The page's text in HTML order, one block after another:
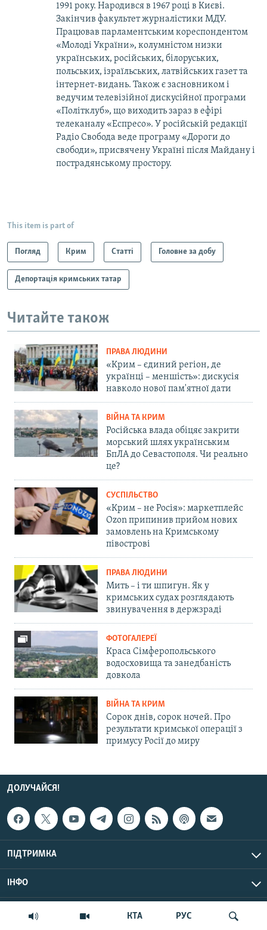
КТА РУС
1991 року. Народився в 1967 році в Києві.
Закінчив факультет журналістики МДУ.
Працював парламентським кореспондентом
«Молоді України», колумністом низки
українських, російських, білоруських,
польських, ізраїльських, латвійських газет та
інтернет-видань. Також є засновником і
ведучим телевізійної дискусійної програми
«Політклуб», що виходить зараз в ефірі
телеканалу «Еспресо». У російській редакції
Радіо Свобода веде програму «Дороги до
свободи», присвячену Україні після Майдану і
пострадянському простору.
This item is part of
Погляд Крим Статті Головне за добу
Депортація кримських татар
Читайте також
ПРАВА ЛЮДИНИ
«Крим – єдиний регіон, де
українці – меншість»: дискусія
навколо нової пам'ятної дати
ВІЙНА ТА КРИМ
Російська влада обіцяє закрити
морський шлях українським
БпЛА до Севастополя. Чи реально
це?
СУСПІЛЬСТВО
«Крим – не Росія»: маркетплейс
Ozon припинив прийом нових
замовлень на Кримському
півострові
ПРАВА ЛЮДИНИ
Мить – і ти шпигун. Як у
кримських судах розглядають
звинувачення в держзраді
ФОТОГАЛЕРЕЇ
Краса Сімферопольського
водосховища та занедбаність
довкола
ВІЙНА ТА КРИМ
Сорок днів, сорок ночей. Про
результати кримської операції з
примусу Росії до миру
ДОЛУЧАЙСЯ!
ПІДТРИМКА
ІНФО
© Крим.Реалії, 2026 | Усі права застережено.